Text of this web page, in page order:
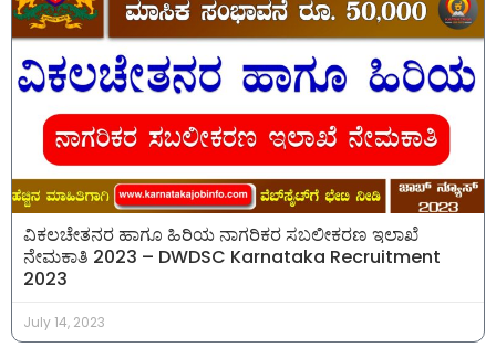
ವಿಕಲಚೇತನರ ಹಾಗೂ ಹಿರಿಯ ನಾಗರಿಕರ ಸಬಲೀಕರಣ ಇಲಾಖೆ
ನೇಮಕಾತಿ 2023 – DWDSC Karnataka Recruitment
2023
July 14, 2023